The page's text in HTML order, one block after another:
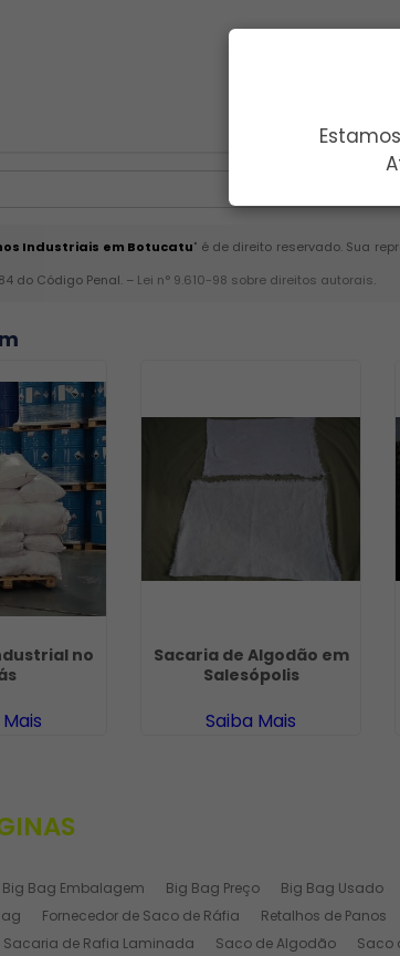
Industriais em Botucatu" é de direito reservado. Sua
do Código Penal. – Lei n° 9.610-98 sobre direitos autorais.
no
Sacaria de Algodão em
Salesópolis
Saiba Mais
Big Bag Embalagem Big Bag Preço Big Bag Usado
Fornecedor de Saco de Ráfia Retalhos de Panos
Sacaria de Rafia Laminada Saco de Algodão Saco